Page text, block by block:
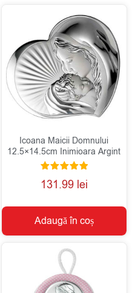
Icoana Maicii Domnului
12.5×14.5cm Inimioara Argint
Evaluat la
5.00
131.99 lei
Adaugă în coș